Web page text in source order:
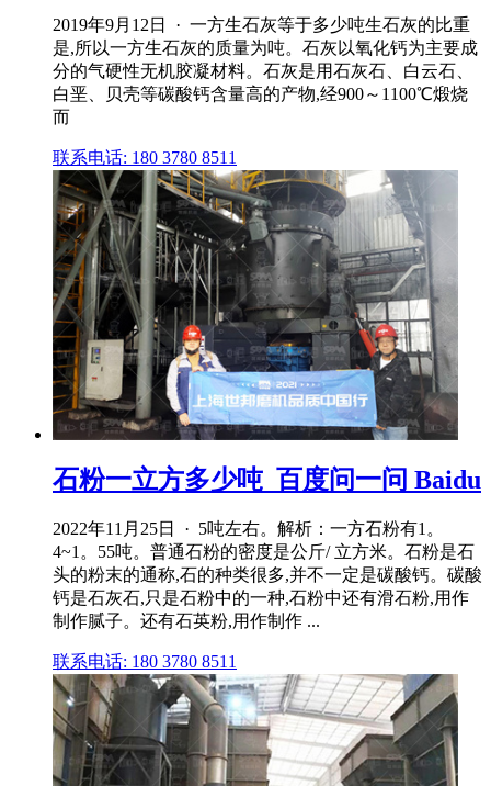
2019年9月12日 · 一方生石灰等于多少吨生石灰的比重
是,所以一方生石灰的质量为吨。石灰以氧化钙为主要成
分的气硬性无机胶凝材料。石灰是用石灰石、白云石、
白垩、贝壳等碳酸钙含量高的产物,经900～1100℃煅烧
而
联系电话: 180 3780 8511
石粉一立方多少吨_百度问一问 Baidu
2022年11月25日 · 5吨左右。解析：一方石粉有1。
4~1。55吨。普通石粉的密度是公斤/ 立方米。石粉是石
头的粉末的通称,石的种类很多,并不一定是碳酸钙。碳酸
钙是石灰石,只是石粉中的一种,石粉中还有滑石粉,用作
制作腻子。还有石英粉,用作制作 ...
联系电话: 180 3780 8511